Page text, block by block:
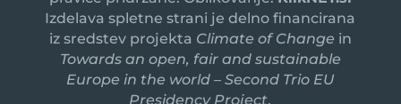
Izdelava spletne strani je delno financirana
iz sredstev projekta Climate of Change in
Towards an open, fair and sustainable
Europe in the world – Second Trio EU
Presidency Project,